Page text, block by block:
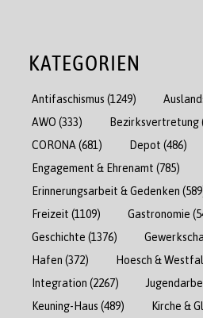
KATEGORIEN
Antifaschismus (1249)
AWO (333) Bezirksvertretung
CORONA (681) Depot (486)
Engagement & Ehrenamt (785)
Erinnerungsarbeit & Gedenken
Freizeit (1109) Gastronomie
Geschichte (1376)
Hafen (372) Hoesch &
Integration (2267)
Keuning-Haus (489) Kirche &